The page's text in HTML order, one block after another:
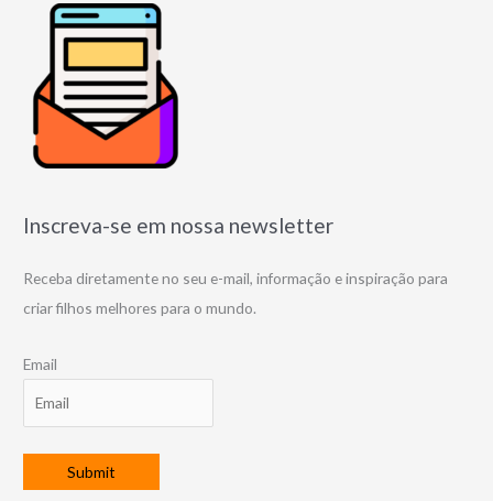
Inscreva-se em nossa newsletter
Receba diretamente no seu e-mail, informação e inspiração para
criar filhos melhores para o mundo.
Email